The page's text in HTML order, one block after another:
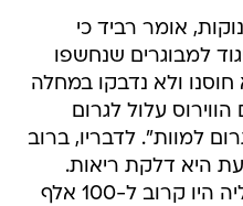
אומר רביד כי
למבוגרים שנחשפו
ולא נדבקו במחלה
עלול לגרום
למוות". לדבריו, ברוב
היא דלקת ריאות.
פרופ' רביד מרגיע, כי באנגליה היו קרוב ל-100 אלף